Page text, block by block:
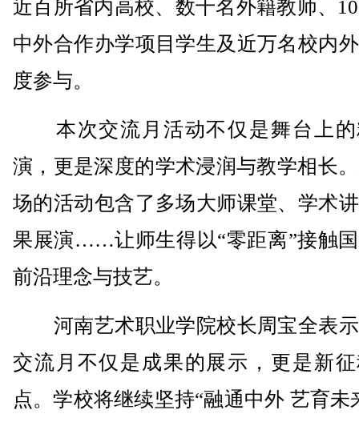
近百所省内高校、数十名外籍教师、
中外合作办学项目学生及近万名校内
度参与。
本次交流月活动不仅是舞台上的
演，更是深度的学术浸润与教学相长
场的活动包含了多场大师课堂、学术
果展演……让师生得以“零距离”接触
前沿理念与技艺。
河南艺术职业学院校长周宝全表
交流月不仅是成果的展示，更是新
点。学校将继续坚持“融通中外 艺育未